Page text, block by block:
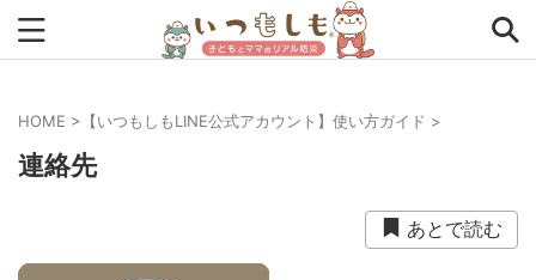
チェックリスト
HOME > 【いつもしもLINE公式アカウント】使い方ガイド >
連絡先
あとで読む